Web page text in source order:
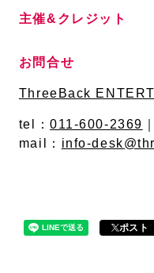
主催&クレジット
お問合せ
ThreeBack
tel：011-600-2369
mail： info-
ポスト